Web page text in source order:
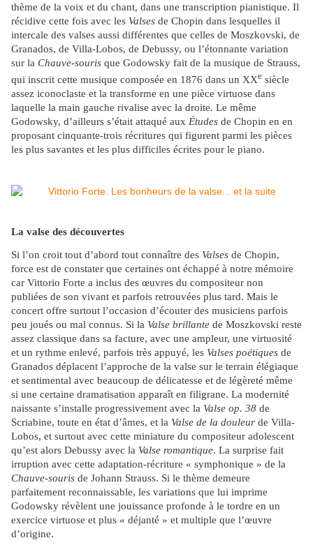
thème de la voix et du chant, dans une transcription pianistique. Il
récidive cette fois avec les Valses de Chopin dans lesquelles il
intercale des valses aussi différentes que celles de Moszkovski, de
Granados, de Villa-Lobos, de Debussy, ou l’étonnante variation
sur la Chauve-souris que Godowsky fait de la musique de Strauss,
qui inscrit cette musique composée en 1876 dans un XXe siècle
assez iconoclaste et la transforme en une pièce virtuose dans
laquelle la main gauche rivalise avec la droite. Le même
Godowsky, d’ailleurs s’était attaqué aux Études de Chopin en en
proposant cinquante-trois récritures qui figurent parmi les pièces
les plus savantes et les plus difficiles écrites pour le piano.
La valse des découvertes
Si l’on croit tout d’abord tout connaître des Valses de Chopin,
force est de constater que certaines ont échappé à notre mémoire
car Vittorio Forte a inclus des œuvres du compositeur non
publiées de son vivant et parfois retrouvées plus tard. Mais le
concert offre surtout l’occasion d’écouter des musiciens parfois
peu joués ou mal connus. Si la Valse brillante de Moszkovski reste
assez classique dans sa facture, avec une ampleur, une virtuosité
et un rythme enlevé, parfois très appuyé, les Valses poétiques de
Granados déplacent l’approche de la valse sur le terrain élégiaque
et sentimental avec beaucoup de délicatesse et de légèreté même
si une certaine dramatisation apparaît en filigrane. La modernité
naissante s’installe progressivement avec la Valse op. 38 de
Scriabine, toute en état d’âmes, et la Valse de la douleur de Villa-
Lobos, et surtout avec cette miniature du compositeur adolescent
qu’est alors Debussy avec la Valse romantique. La surprise fait
irruption avec cette adaptation-récriture « symphonique » de la
Chauve-souris de Johann Strauss. Si le thème demeure
parfaitement reconnaissable, les variations que lui imprime
Godowsky révèlent une jouissance profonde à le tordre en un
exercice virtuose et plus « déjanté » et multiple que l’œuvre
d’origine.